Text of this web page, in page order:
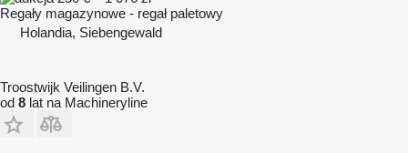
Regały magazynowe - regał paletowy
Holandia, Siebengewald
Troostwijk Veilingen B.V.
od 8 lat na Machineryline